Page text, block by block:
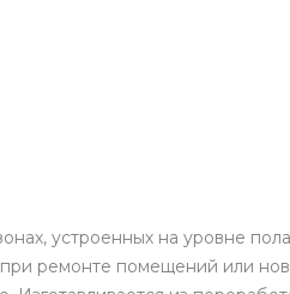
устроенных на уровне
ремонте помещений или